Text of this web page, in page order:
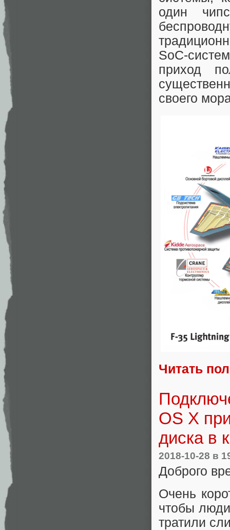
один
SoC-
приход
своего
Читать
OS X
диска в
2018-10-28 в
Доброго
Очень
чтобы
тратили